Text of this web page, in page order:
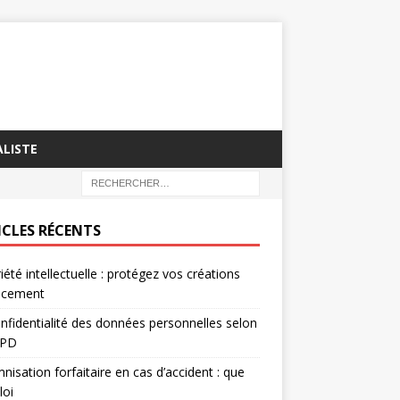
RÉCENTS
intellectuelle : protégez vos créations
des données personnelles selon
forfaitaire en cas d’accident : que